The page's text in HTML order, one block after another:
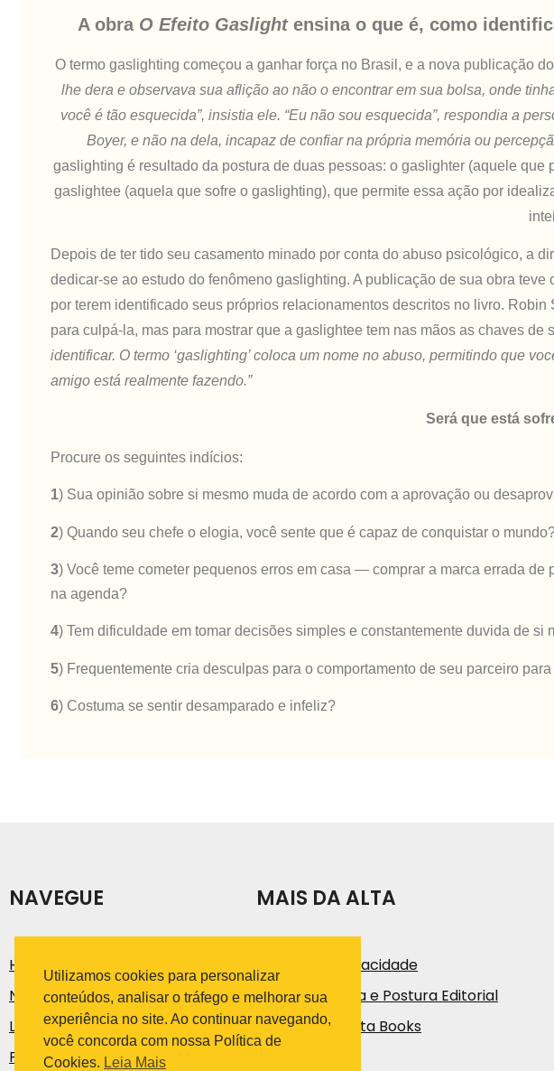
A obra O Efeito Gaslightensina o que é, como
O termo gaslighting começou a ganhar força no Brasil, e a nova publicação
lhe dera e observava sua aflição ao não o encontrar em sua bolsa, onde
você é tão esquecida”, insistia ele. “Eu não sou esquecida”, respondia a
Boyer, e não na dela, incapaz de confiar na própria memória ou
gaslighting é resultado da postura de duas pessoas: o gaslighter (aquele
gaslightee (aquela que sofre o gaslighting), que permite essa ação por
Depois de ter tido seu casamento minado por conta do abuso psicológico, a
dedicar-se ao estudo do fenômeno gaslighting. A publicação de sua obra
por terem identificado seus próprios relacionamentos descritos no livro. Robin
para culpá-la, mas para mostrar que a gaslightee tem nas mãos as chaves de
identificar. O termo ‘gaslighting’ coloca um nome no abuso, permitindo que
amigo está realmente fazendo.”
Será que está
Procure os seguintes indícios:
1) Sua opinião sobre si mesmo muda de acordo com a aprovação ou
2) Quando seu chefe o elogia, você sente que é capaz de conquistar o
3) Você teme cometer pequenos erros em casa ― comprar a marca errada
na agenda?
4) Tem dificuldade em tomar decisões simples e constantemente duvida de si
5) Frequentemente cria desculpas para o comportamento de seu parceiro
6) Costuma se sentir desamparado e infeliz?
NAVEGUE
História
Notícias e Artigos
Loja
Fale Conosco
MAIS DA ALTA
Política de Privacidade
Código de Ética e Postura Editorial
Trabalhe na Alta Books
Utilizamos cookies para personalizar
conteúdos, analisar o tráfego e melhorar sua
experiência no site. Ao continuar navegando,
você concorda com nossa Política de
Cookies. Leia Mais